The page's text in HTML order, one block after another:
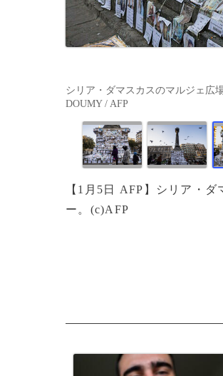
シリア・ダマスカスのマルジェ広
DOUMY / AFP
【1月5日 AFP】シリア・
ー。(c)AFP